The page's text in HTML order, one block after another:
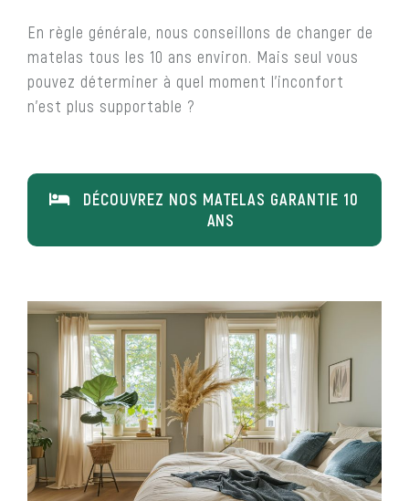
En règle générale, nous conseillons de changer de
matelas tous les 10 ans environ. Mais seul vous
pouvez déterminer à quel moment l’inconfort
n’est plus supportable ?
DÉCOUVREZ NOS MATELAS GARANTIE 10
ANS